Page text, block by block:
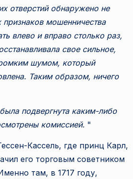
отверстий обнаружено не
мошенничества
влево и вправо столько раз,
свое сильное,
шумом, который
Таким образом, ничего
подвергнута каким-либо
комиссией. "
Кассель, где принц Карл,
его торговым советником
там, в 1717 году,